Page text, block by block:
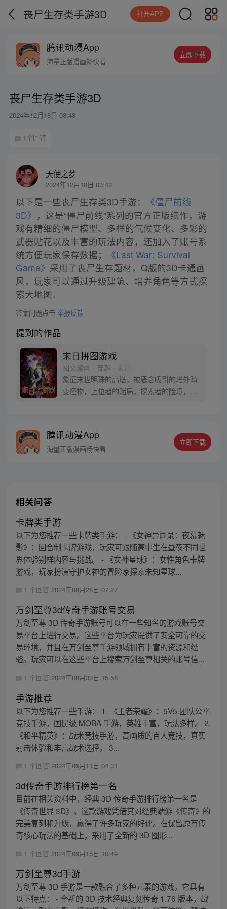
丧尸生存类手游3D 打开APP
腾讯动漫App
海量正版漫画畅快看
立即下载
丧尸生存类手游3D
2024年12月18日 03:43
1个回答
天使之梦
2024年12月18日 03:43
以下是一些丧尸生存类3D手游：
《僵尸前线
3D》 ，这是“僵尸前线”系列的官方正版续作，游
戏有精细的僵尸模型、多样的气候变化、多彩的
武器贴花以及丰富的玩法内容，还加入了账号系
统方便玩家保存数据；
《Last War: Survival
Game》 采用了丧尸生存题材，Q版的3D卡通画
风，玩家可以通过升级建筑、培养角色等方式探
索大地图。
答案问题点击 举报反馈
提到的作品
末日拼图游戏
阅文漫画 · 穿越 · 末日
象征末世明珠的高塔，被恶念吸引的塔外畸
变怪物，上位者的赌局，探索者的险境，末
腾讯动漫App
海量正版漫画畅快看
立即下载
相关问答
卡牌类手游
以下为您推荐一些卡牌类手游： - 《女神异闻录：夜幕魅
影》：回合制卡牌游戏，玩家可跟随高中生在昼夜不同世
界体验别样内容与挑战。 - 《女神星球》：女性角色卡牌
游戏，玩家扮演守护女神的冒险家探索未知星球...
1 个回答 2024年08月28日 07:27
万剑至尊3d传奇手游账号交易
万剑至尊 3D 传奇手游账号可以在一些知名的游戏账号交
易平台上进行交易。这些平台为玩家提供了安全可靠的交
易环境，并且在万剑至尊手游领域拥有丰富的资源和经
验。玩家可以在这些平台上搜索万剑至尊相关的账号信...
1 个回答 2024年08月30日 15:58
手游推荐
以下为您推荐一些手游： 1. 《王者荣耀》：5V5 团队公平
竞技手游，国民级 MOBA 手游，英雄丰富，玩法多样。 2.
《和平精英》：战术竞技手游，高画质的百人竞技，真实
射击体验和丰富战术选择。 3...
1 个回答 2024年09月11日 04:31
3d传奇手游排行榜第一名
目前在相关资料中，经典 3D 传奇手游排行榜第一名是
《传奇世界 3D》。这款游戏凭借其对经典端游《传奇》的
完美复刻和升级，赢得了许多玩家的好评。在保留原有传
奇核心玩法的基础上，采用了全新的 3D 图形...
1 个回答 2024年09月15日 10:49
万剑至尊3d手游
万剑至尊 3D 手游是一款融合了多种元素的游戏。它具有
以下特点： - 全新的 3D 技术经典复刻传奇 1.76 版本，战